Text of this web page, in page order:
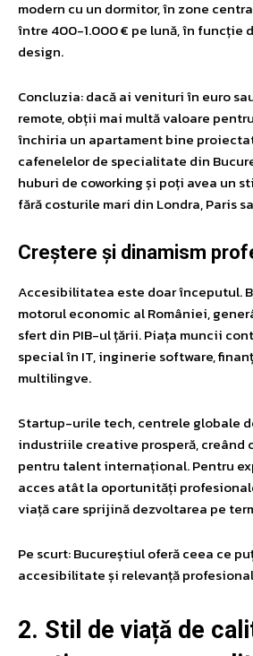
modern cu un dormitor, în zone
între 400-1.000 € pe lună, în funcție
design.
Concluzia: dacă ai venituri în euro
remote, obții mai multă valoare
închiria un apartament bine
cafenelelor de specialitate din
huburi de coworking și poți avea un
fără costurile mari din Londra, Paris
Creștere și dinamism
Accesibilitatea este doar începutul.
motorul economic al României,
sfert din PIB-ul țării. Piața muncii
special în IT, inginerie software,
multilingve.
Startup-urile tech, centrele globale
industriile creative prosperă, creând
pentru talent internațional. Pentru
acces atât la oportunități
viață care sprijină dezvoltarea pe
Pe scurt: Bucureștiul oferă ceea ce
accesibilitate și relevanță
2. Stil de viață de